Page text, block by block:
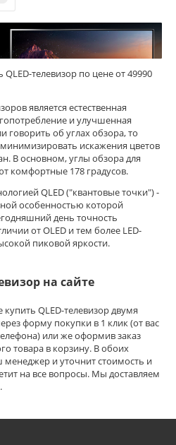
телевизор по цене от 49990
является естественная
и улучшенная
говорить об углах обзора, то
минимизировать искажения цветов
В основном, углы обзора для
комфортные 178 градусов.
QLED ("квантовые точки") -
особенностью которой
день точность
от OLED и тем более LED-
пиковой яркости.
на сайте
QLED-телевизор двумя
форму покупки в 1 клик (от вас
или же оформив заказ
товара в корзину. В обоих
менеджер и уточнит стоимость и
на все вопросы. Мы доставляем